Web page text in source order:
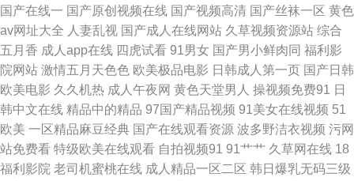
影音先锋在线视频婷婷 人人人a∨av 91亚色视频 欧美性日韩 久久狠狠狠狠狠
狠 精品亚洲日韩在线专区 91撸视频 91av偷拍视频 另类aVAV 欧美性爱在线
观看网站 国产97色情 91she在线 美女91香蕉 精品久久中文人妻免费 国内精
品久久懂色 91看片免费 91极品黑丝 日韩AV片 韩日AV自拍 91探花视频网址
国产在线一 国产原创视频在线 国产视频高清 国产丝袜一区 黄色
av网址大全 人妻乱视 国产成人在线网站 久草视频资源站 综合
五月香 成人app在线 四虎试看 91男女 国产男小鲜肉同 福利影
院网站 激情五月天色色 欧美极品电影 日韩成人第一页 国产日韩
欧美电影 久久机热 成人午夜网 黄色天堂男人 操视频免费91 日
韩中文在线 精品中的精品 97国产精品视频 91美女在线视频 51
欧美 一区精品麻豆经典 国产在线观看资源 波多野洁衣视频 污网
站免费看 特级欧美在线观看 自拍视频91 91艹艹 久草网在线 18
福利影院 老司机蜜桃在线 成人精品一区二区 韩日爆乳无码三级